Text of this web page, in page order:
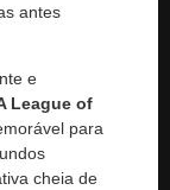
antes
e
League of
para
cheia de